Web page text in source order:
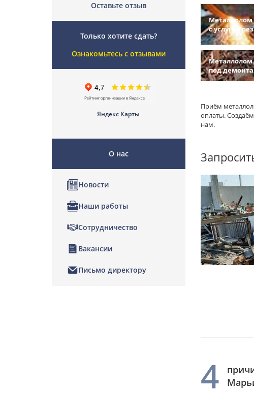
Металлолом
с услугой
Металлолом
под
Приём
оплаты.
нам.
4
Оставьте отзыв
Только хотите сдать?
Ознакомьтесь с отзывами
Яндекс Карты
О нас
Новости
Наши работы
Сотрудничество
Вакансии
Письмо директору